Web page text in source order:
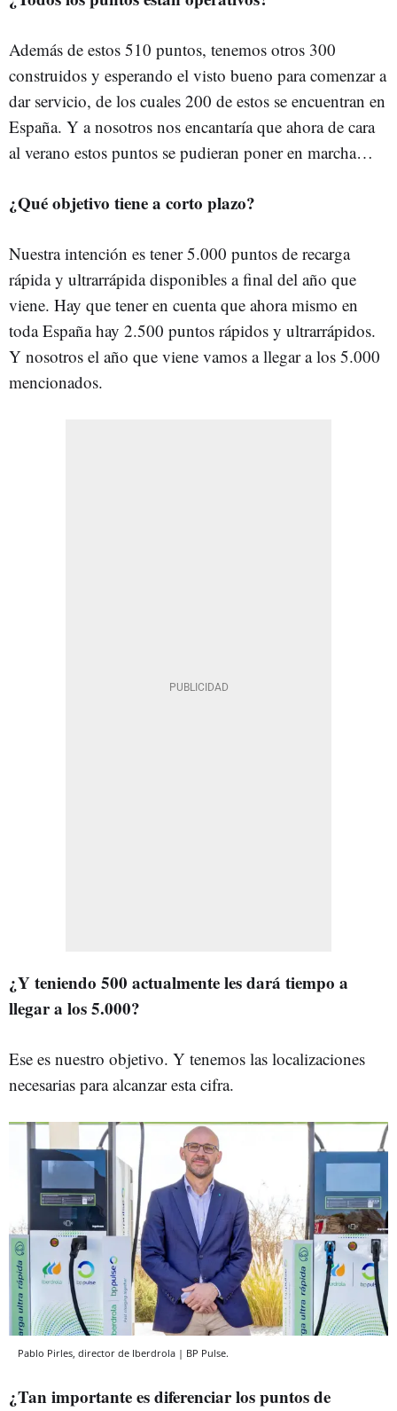
Además de estos 510 puntos, tenemos otros 300
construidos y esperando el visto bueno para comenzar a
dar servicio, de los cuales 200 de estos se encuentran en
España. Y a nosotros nos encantaría que ahora de cara
al verano estos puntos se pudieran poner en marcha…
¿Qué objetivo tiene a corto plazo?
Nuestra intención es tener 5.000 puntos de recarga
rápida y ultrarrápida disponibles a final del año que
viene. Hay que tener en cuenta que ahora mismo en
toda España hay 2.500 puntos rápidos y ultrarrápidos.
Y nosotros el año que viene vamos a llegar a los 5.000
mencionados.
¿Y teniendo 500 actualmente les dará tiempo a
llegar a los 5.000?
Ese es nuestro objetivo. Y tenemos las localizaciones
necesarias para alcanzar esta cifra.
Pablo Pirles, director de Iberdrola | BP Pulse.
¿Tan importante es diferenciar los puntos de